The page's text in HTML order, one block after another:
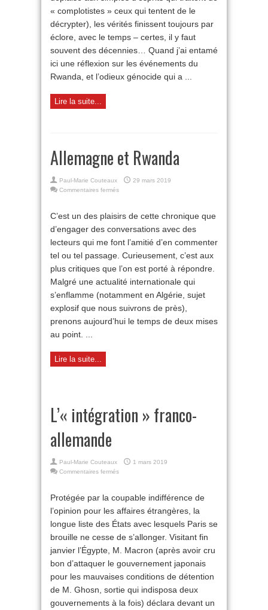
éclore
« complotistes » ceux qui tentent de le
décrypter), les vérités finissent toujours par
éclore, avec le temps – certes, il y faut
souvent des décennies… Quand j’ai entamé
ici une réflexion sur les événements du
Rwanda, et l’odieux génocide qui a ...
Lire la suite...
Allemagne et Rwanda
Paul-Marie Couteaux
29 mars 2019
Commentaires fermés
Rwanda
C’est un des plaisirs de cette chronique que
d’engager des conversations avec des
lecteurs qui me font l’amitié d’en commenter
tel ou tel passage. Curieusement, c’est aux
plus critiques que l’on est porté à répondre.
Malgré une actualité internationale qui
s’enflamme (notamment en Algérie, sujet
explosif que nous suivrons de près),
prenons aujourd’hui le temps de deux mises
au point. ...
Lire la suite...
L’« intégration » franco-
allemande
Paul-Marie Couteaux
1 mars 2019
Commentaires fermés
»
franco-
Protégée par la coupable indifférence de
l’opinion pour les affaires étrangères, la
longue liste des États avec lesquels Paris se
brouille ne cesse de s’allonger. Visitant fin
janvier l’Égypte, M. Macron (après avoir cru
bon d’attaquer le gouvernement japonais
pour les mauvaises conditions de détention
de M. Ghosn, sortie qui indisposa deux
gouvernements à la fois) déclara devant un